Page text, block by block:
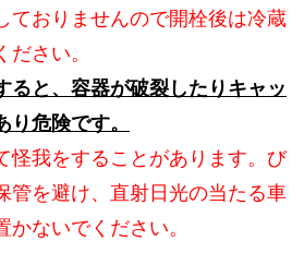
ておりませんので開栓後は冷蔵
さい。
ると、容器が破裂したりキャッ
危険です。
怪我をすることがあります。び
管を避け、直射日光の当たる車
ないでください。